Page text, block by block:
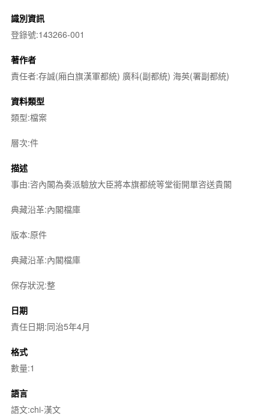
識別資訊
登錄號:143266-001
著作者
責任者:存誠(廂白旗漢軍都統) 廣科(副都統) 海英(署副都統)
資料類型
類型:檔案
層次:件
描述
事由:咨內閣為奏派驗放大臣將本旗都統等堂銜開單咨送貴閣
典藏沿革:內閣檔庫
版本:原件
典藏沿革:內閣檔庫
保存狀況:整
日期
責任日期:同治5年4月
格式
數量:1
語言
語文:chi-漢文